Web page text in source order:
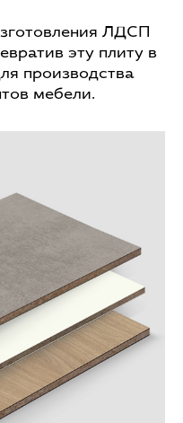
ЛДСП
эту плиту в
производства
мебели.